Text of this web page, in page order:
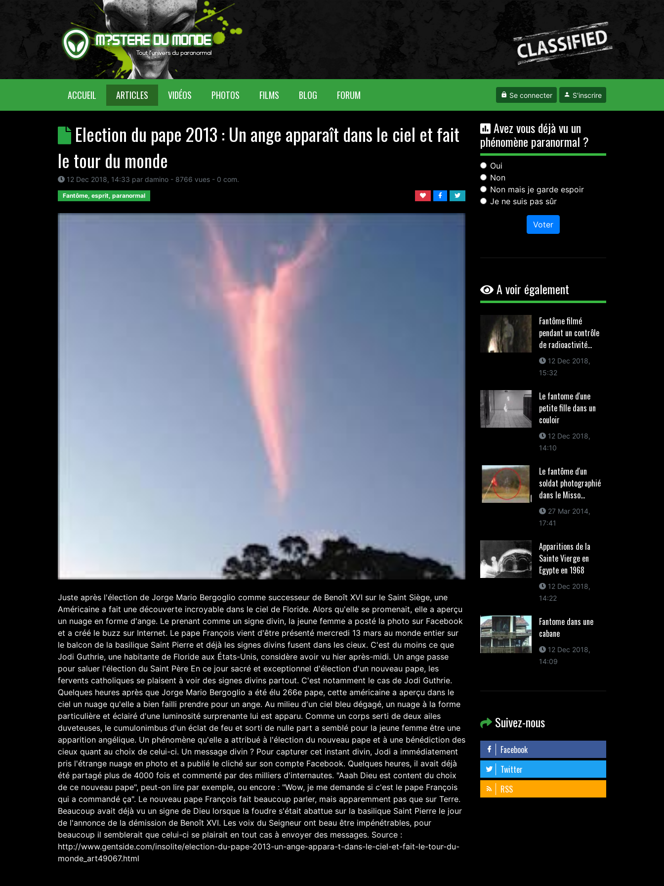
ACCUEIL (CURRENT)ARTICLES VIDÉOS PHOTOS FILMS BLOG FORUM Se connecter S'inscrire
Election du pape 2013 : Un ange apparaît dans le ciel et fait
le tour du monde
12 Dec 2018, 14:33 par damino - 8766 vues - 0 com.
Fantôme, esprit, paranormal
Juste après l'élection de Jorge Mario Bergoglio comme successeur de Benoît XVI sur le Saint Siège, une
Américaine a fait une découverte incroyable dans le ciel de Floride. Alors qu'elle se promenait, elle a aperçu
un nuage en forme d'ange. Le prenant comme un signe divin, la jeune femme a posté la photo sur Facebook
et a créé le buzz sur Internet. Le pape François vient d'être présenté mercredi 13 mars au monde entier sur
le balcon de la basilique Saint Pierre et déjà les signes divins fusent dans les cieux. C'est du moins ce que
Jodi Guthrie, une habitante de Floride aux États-Unis, considère avoir vu hier après-midi. Un ange passe
pour saluer l'élection du Saint Père En ce jour sacré et exceptionnel d'élection d'un nouveau pape, les
fervents catholiques se plaisent à voir des signes divins partout. C'est notamment le cas de Jodi Guthrie.
Quelques heures après que Jorge Mario Bergoglio a été élu 266e pape, cette américaine a aperçu dans le
ciel un nuage qu'elle a bien failli prendre pour un ange. Au milieu d'un ciel bleu dégagé, un nuage à la forme
particulière et éclairé d'une luminosité surprenante lui est apparu. Comme un corps serti de deux ailes
duveteuses, le cumulonimbus d'un éclat de feu et sorti de nulle part a semblé pour la jeune femme être une
apparition angélique. Un phénomène qu'elle a attribué à l'élection du nouveau pape et à une bénédiction des
cieux quant au choix de celui-ci. Un message divin ? Pour capturer cet instant divin, Jodi a immédiatement
pris l'étrange nuage en photo et a publié le cliché sur son compte Facebook. Quelques heures, il avait déjà
été partagé plus de 4000 fois et commenté par des milliers d'internautes. "Aaah Dieu est content du choix
de ce nouveau pape", peut-on lire par exemple, ou encore : "Wow, je me demande si c'est le pape François
qui a commandé ça". Le nouveau pape François fait beaucoup parler, mais apparemment pas que sur Terre.
Beaucoup avait déjà vu un signe de Dieu lorsque la foudre s'était abattue sur la basilique Saint Pierre le jour
de l'annonce de la démission de Benoît XVI. Les voix du Seigneur ont beau être impénétrables, pour
beaucoup il semblerait que celui-ci se plairait en tout cas à envoyer des messages. Source :
http://www.gentside.com/insolite/election-du-pape-2013-un-ange-appara-t-dans-le-ciel-et-fait-le-tour-du-
monde_art49067.html
Avez vous déjà vu un
phénomène paranormal ?
Oui
Non
Non mais je garde espoir
Je ne suis pas sûr
Voter
A voir également
Fantôme filmé
pendant un contrôle
de radioactivité...
12 Dec 2018,
15:32
Le fantome d'une
petite fille dans un
couloir
12 Dec 2018,
14:10
Le fantôme d'un
soldat photographié
dans le Misso...
27 Mar 2014,
17:41
Apparitions de la
Sainte Vierge en
Egypte en 1968
12 Dec 2018,
14:22
Fantome dans une
cabane
12 Dec 2018,
14:09
Suivez-nous
Facebook
Twitter
RSS